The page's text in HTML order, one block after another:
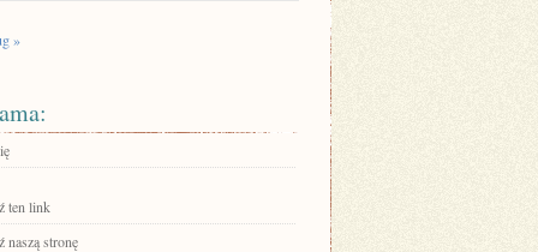
»
ten link
naszą stronę